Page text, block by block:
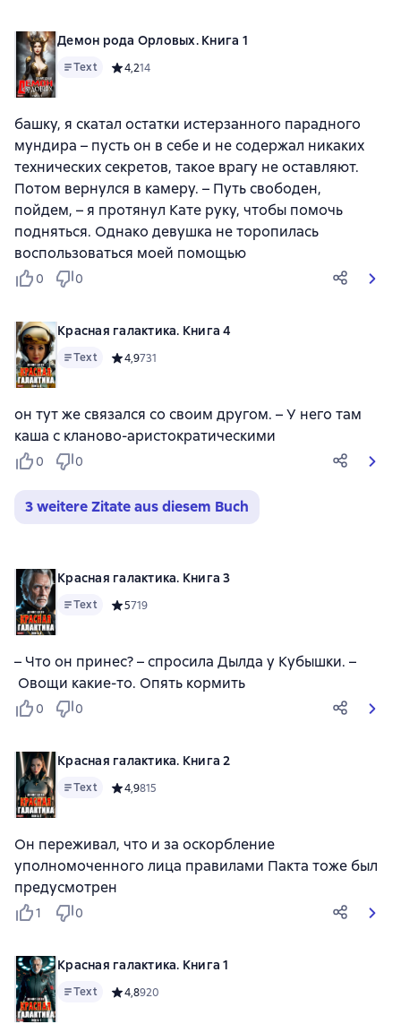
Демон рода Орловых. Книга 1
Text Средний рейтинг 4,2 на основе 14 оценок
4,214
башку, я скатал остатки истерзанного парадного
мундира – пусть он в себе и не содержал никаких
технических секретов, такое врагу не оставляют.
Потом вернулся в камеру. – Путь свободен,
пойдем, – я протянул Кате руку, чтобы помочь
подняться. Однако девушка не торопилась
воспользоваться моей помощью
0 0
Красная галактика. Книга 4
Text Средний рейтинг 4,9 на основе 731 оценок
4,9731
он тут же связался со своим другом. – У него там
каша с кланово-аристократическими
0 0
3 weitere Zitate aus diesem Buch
Красная галактика. Книга 3
Text Средний рейтинг 5 на основе 719 оценок
5719
– Что он принес? – спросила Дылда у Кубышки. –
Овощи какие-то. Опять кормить
0 0
Красная галактика. Книга 2
Text Средний рейтинг 4,9 на основе 815 оценок
4,9815
Он переживал, что и за оскорбление
уполномоченного лица правилами Пакта тоже был
предусмотрен
1 0
Красная галактика. Книга 1
Text Средний рейтинг 4,8 на основе 920 оценок
4,8920